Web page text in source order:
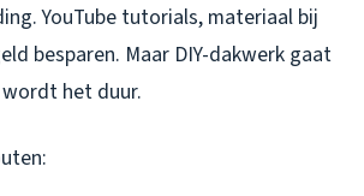
YouTube tutorials, materiaal bij
besparen. Maar DIY-dakwerk gaat
het duur.